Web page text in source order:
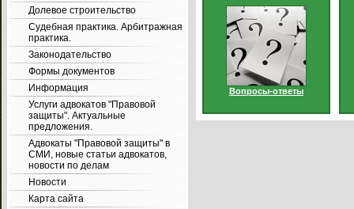
Долевое строительство
Судебная практика. Арбитражная
практика.
Законодательство
Формы документов
Информация
Услуги адвокатов "Правовой
защиты". Актуальные
предложения.
Адвокаты "Правовой защиты" в
СМИ, новые статьи адвокатов,
новости по делам
Новости
Карта сайта
Вопросы-ответы